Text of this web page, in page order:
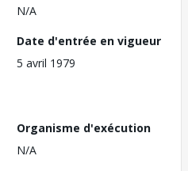
N/A
Date d'entrée en vigueur
5 avril 1979
Organisme d'exécution
N/A